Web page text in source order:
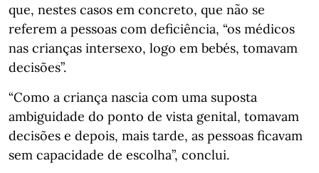
que, nestes casos em concreto, que não se
referem a pessoas com deficiência, “os médicos
nas crianças intersexo, logo em bebés, tomavam
decisões”.
“Como a criança nascia com uma suposta
ambiguidade do ponto de vista genital, tomavam
decisões e depois, mais tarde, as pessoas ficavam
sem capacidade de escolha”, conclui.